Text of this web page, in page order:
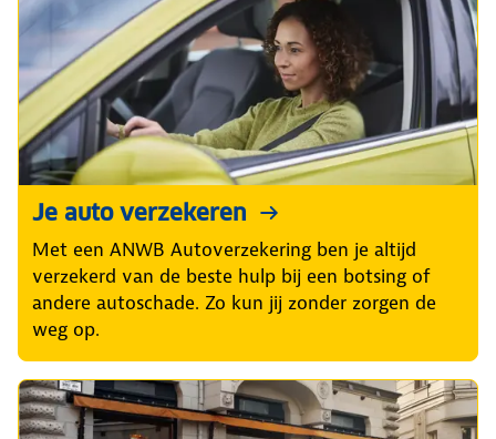
Je auto verzekeren
Met een ANWB Autoverzekering ben je altijd
verzekerd van de beste hulp bij een botsing of
andere autoschade. Zo kun jij zonder zorgen de
weg op.